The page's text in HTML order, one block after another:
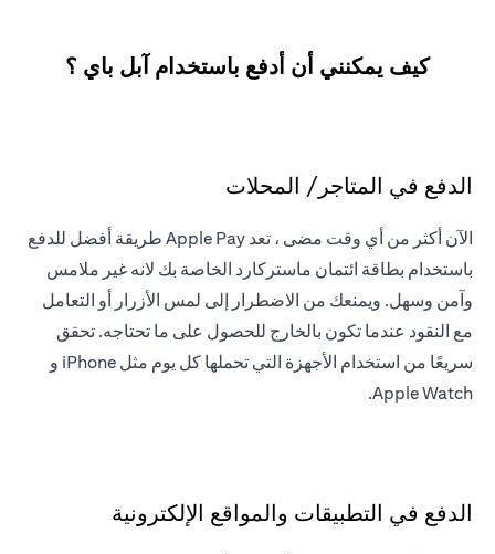
كيف يمكنني أن أدفع باستخدام آبل باي ؟
الدفع في المتاجر/ المحلات
الآن أكثر من أي وقت مضى ، تعد Apple Pay طريقة أفضل للدفع
باستخدام بطاقة ائتمان ماستركارد الخاصة بك لانه غير ملامس
وآمن وسهل. ويمنعك من الاضطرار إلى لمس الأزرار أو التعامل
مع النقود عندما تكون بالخارج للحصول على ما تحتاجه. تحقق
سريعًا من استخدام الأجهزة التي تحملها كل يوم مثل iPhone و
Apple Watch.
الدفع في التطبيقات والمواقع الإلكترونية